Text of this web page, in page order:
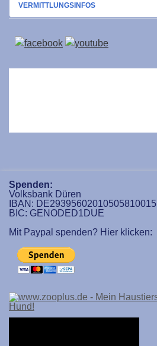
VERMITTLUNGSINFOS
Spenden:
Volksbank Düren
IBAN: DE29395602010505810015
BIC: GENODED1DUE
Mit Paypal spenden? Hier klicken: